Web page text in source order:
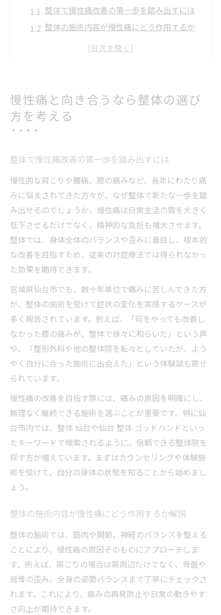
整体で慢性痛改善の第一歩を踏み出すには
整体の施術内容が慢性痛にどう作用するか
ント
整体と慢性痛の相性を体験談から読み解く
数十年悩む痛みから解放された実体験も紹介
数十年の慢性痛が整体通院で変わった体験
談
慢性痛克服を整体で実感した女性の声を紹
整体施術で長年の悩みを乗り越えた実体験
集
道
整体施術が長年の慢性痛改善へ導く理由
整体が慢性痛の根本改善につながる仕組み
解説
慢性痛に対する整体のアプローチの特徴と
は
整体施術が慢性痛へ及ぼす相乗効果と期待
慢性痛歴が長い方も整体で実感できる変化
点
整体の視点から見る慢性痛の本質的な原因
解明
仙台で慢性痛に悩む女性に整体ができること
由
女性専用整体院で慢性痛悩みが改善する方
法
整体通院が女性の慢性痛に与える実際の影
響
慢性痛と向き合うなら整体の選び
方を考える
整体で慢性痛改善の第一歩を踏み出すには
慢性的な肩こりや腰痛、膝の痛みなど、長年にわたり痛
みに悩まされてきた方々が、なぜ整体で新たな一歩を踏
み出せるのでしょうか。慢性痛は日常生活の質を大きく
低下させるだけでなく、精神的な負担も増大させます。
整体では、身体全体のバランスや歪みに着目し、根本的
な改善を目指すため、従来の対症療法では得られなかっ
た効果を期待できます。
宮城県仙台市でも、数十年単位で痛みに苦しんできた方
が、整体の施術を受けて症状の変化を実感するケースが
多く報告されています。例えば、「何をやっても改善し
なかった膝の痛みが、整体で徐々に和らいだ」という声
や、「整形外科や他の整体院を転々としていたが、よう
やく自分に合った施術に出会えた」という体験談も寄せ
られています。
慢性痛の改善を目指す際には、痛みの原因を明確にし、
無理なく継続できる施術を選ぶことが重要です。特に仙
台市内では、整体 仙台や仙台 整体 ゴッドハンドといっ
たキーワードで検索されるように、信頼できる整体院を
探す方が増えています。まずはカウンセリングや体験施
術を受けて、自分の身体の状態を知ることから始めまし
ょう。
整体の施術内容が慢性痛にどう作用するか解説
整体の施術では、筋肉や関節、神経のバランスを整える
ことにより、慢性痛の原因そのものにアプローチしま
す。例えば、肩こりの場合は肩周辺だけでなく、骨盤や
背骨の歪み、全身の姿勢バランスまで丁寧にチェックさ
れます。これにより、痛みの再発防止や日常の動きやす
さ向上が期待できます。